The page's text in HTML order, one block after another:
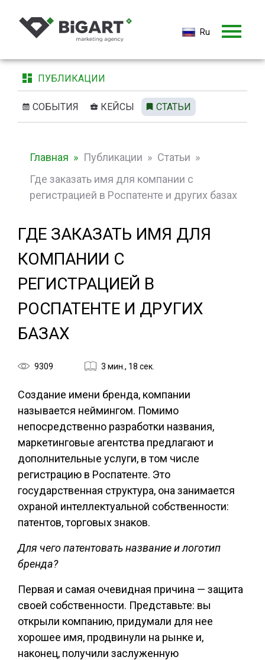
Ru
ПУБЛИКАЦИИ
СОБЫТИЯ КЕЙСЫ СТАТЬИ
Главная Публикации
Статьи
Где заказать имя для компании с
регистрацией в Роспатенте и других базах
ГДЕ ЗАКАЗАТЬ ИМЯ ДЛЯ
КОМПАНИИ С
РЕГИСТРАЦИЕЙ В
РОСПАТЕНТЕ И ДРУГИХ
БАЗАХ
9309 3 мин., 18 сек.
Создание имени бренда, компании
называется неймингом. Помимо
непосредственно разработки названия,
маркетинговые агентства предлагают и
дополнительные услуги, в том числе
регистрацию в Роспатенте. Это
государственная структура, она занимается
охраной интеллектуальной собственности:
патентов, торговых знаков.
Для чего патентовать название и логотип
бренда?
Первая и самая очевидная причина — защита
своей собственности. Представьте: вы
открыли компанию, придумали для нее
хорошее имя, продвинули на рынке и,
наконец, получили заслуженную